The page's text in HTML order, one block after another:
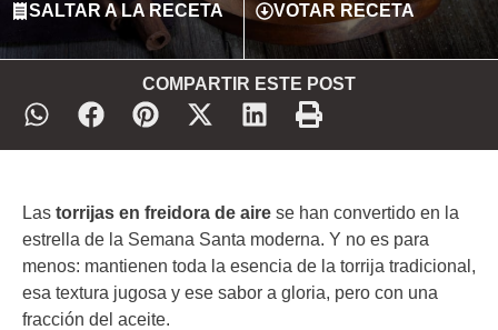
SALTAR A LA RECETA VOTAR RECETA
COMPARTIR ESTE POST
Las torrijas en freidora de aire se han convertido en la
estrella de la Semana Santa moderna. Y no es para
menos: mantienen toda la esencia de la torrija tradicional,
esa textura jugosa y ese sabor a gloria, pero con una
fracción del aceite.